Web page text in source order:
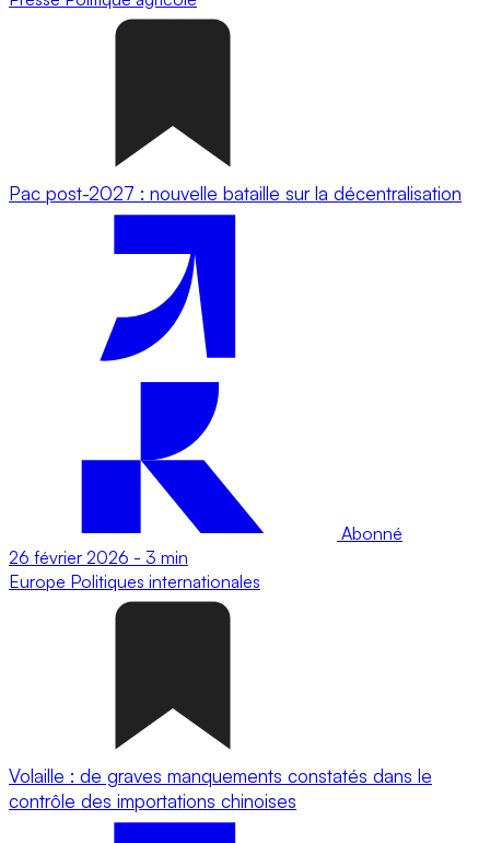
Pac post-2027 : nouvelle bataille sur la décentralisation
Abonné
26 février 2026 - 3 min
Europe Politiques internationales
Volaille : de graves manquements constatés dans le
contrôle des importations chinoises